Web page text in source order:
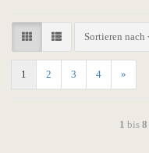
Sortieren nach
1 2 3 4 »
1 bis 8